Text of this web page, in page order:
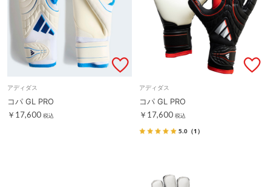
アディダス
コパ GL PRO
￥17,600 税込
アディダス
コパ GL PRO
￥17,600 税込
5.0 （1）